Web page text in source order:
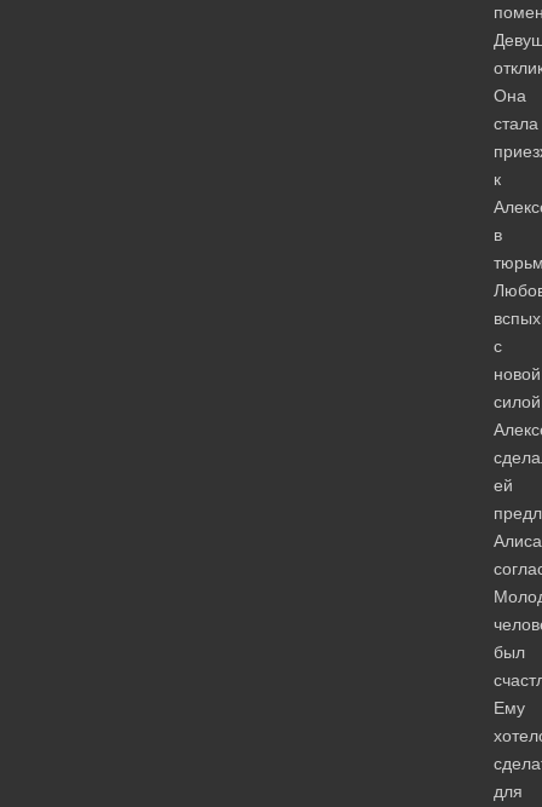
Она
стала
к
в
с
новой
ей
Алиса
был
Ему
для